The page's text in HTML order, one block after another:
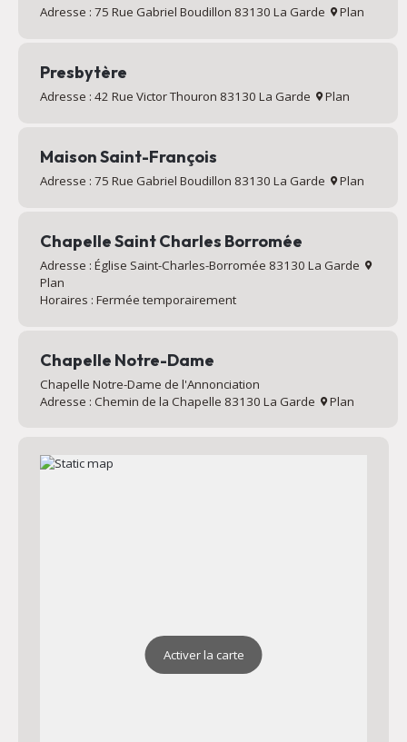
Adresse : 75 Rue Gabriel Boudillon 83130 La Garde Plan
Presbytère
Adresse : 42 Rue Victor Thouron 83130 La Garde Plan
Maison Saint-François
Adresse : 75 Rue Gabriel Boudillon 83130 La Garde Plan
Chapelle Saint Charles Borromée
Adresse : Église Saint-Charles-Borromée 83130 La Garde
Plan
Horaires : Fermée temporairement
Chapelle Notre-Dame
Chapelle Notre-Dame de l'Annonciation
Adresse : Chemin de la Chapelle 83130 La Garde
Plan
Activer la carte